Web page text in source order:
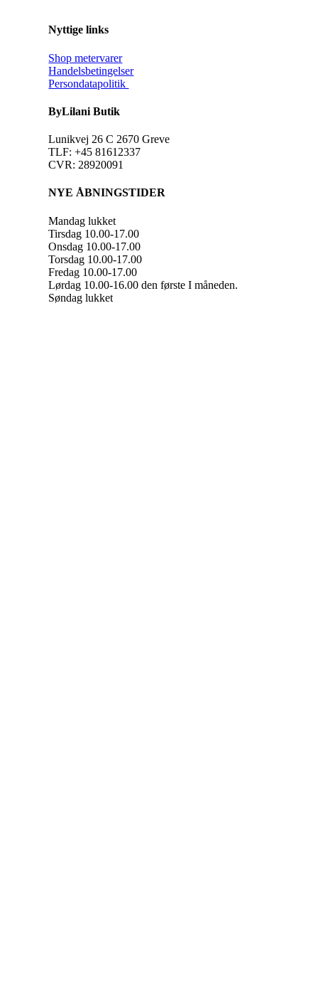
Nyttige links
Shop metervarer
Handelsbetingelser
Persondatapolitik
ByLilani Butik
Lunikvej 26 C 2670 Greve
TLF: +45 81612337
CVR: 28920091
NYE ÅBNINGSTIDER
Mandag lukket
Tirsdag 10.00-17.00
Onsdag 10.00-17.00
Torsdag 10.00-17.00
Fredag 10.00-17.00
Lørdag 10.00-16.00 den første I måneden.
Søndag lukket